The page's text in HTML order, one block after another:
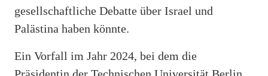
gesellschaftliche Debatte über Israel und
Palästina haben könnte.
Ein Vorfall im Jahr 2024, bei dem die